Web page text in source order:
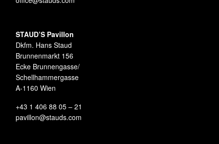
STAUD’S Pavillon
Dkfm. Hans Staud
Brunnenmarkt 156
Ecke Brunnengasse/
Schellhammergasse
A-1160 Wien
+43 1 406 88 05 – 21
pavillon@stauds.com